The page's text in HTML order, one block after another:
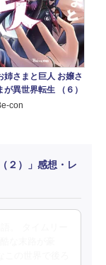
姉さまと巨人 お嬢さ
が異世界転生 （６）
con
２）」感想・レ